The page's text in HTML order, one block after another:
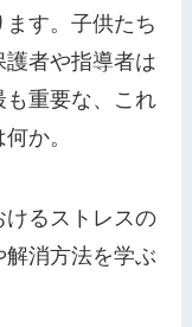
す。子供たち
者や指導者は
も重要な、これ
か。
けるストレスの
消方法を学ぶ